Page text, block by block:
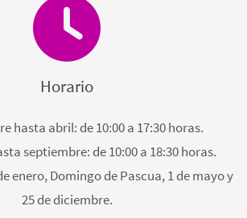
Horario
hasta abril: de 10:00 a 17:30 horas.
septiembre: de 10:00 a 18:30 horas.
enero, Domingo de Pascua, 1 de mayo y
25 de diciembre.